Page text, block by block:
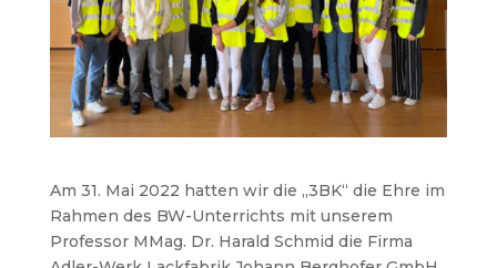
Am 31. Mai 2022 hatten wir die „3BK“ die Ehre im
Rahmen des BW-Unterrichts mit unserem
Professor MMag. Dr. Harald Schmid die Firma